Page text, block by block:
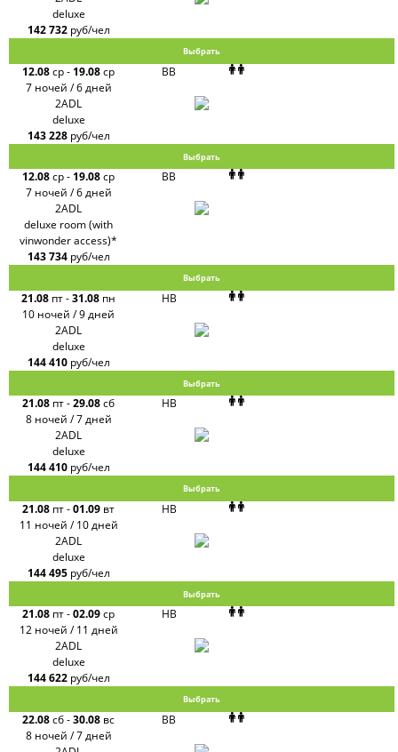
deluxe
142 732 руб/чел
Выбрать
12.08ср- 19.08ср
7 ночей / 6 дней
BB
2ADL
deluxe
143 228 руб/чел
Выбрать
12.08ср- 19.08ср
7 ночей / 6 дней
BB
2ADL
deluxe room (with
vinwonder access)*
143 734 руб/чел
Выбрать
21.08 пт-31.08 пн
10 ночей / 9 дней
HB
2ADL
deluxe
144 410 руб/чел
Выбрать
21.08 пт-29.08сб
8 ночей / 7 дней
HB
2ADL
deluxe
144 410 руб/чел
Выбрать
21.08 пт-01.09 вт
11 ночей / 10 дней
HB
2ADL
deluxe
144 495 руб/чел
Выбрать
21.08 пт-02.09ср
12 ночей / 11 дней
HB
2ADL
deluxe
144 622 руб/чел
Выбрать
22.08сб-30.08 вс
8 ночей / 7 дней
BB